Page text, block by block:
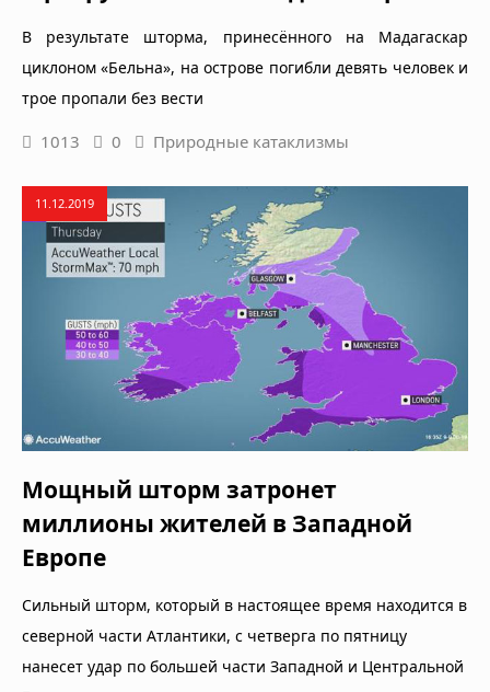
В результате шторма, принесённого на Мадагаскар
циклоном «Бельна», на острове погибли девять человек и
трое пропали без вести
1013 0 Природные катаклизмы
11.12.2019
Мощный шторм затронет
миллионы жителей в Западной
Европе
Сильный шторм, который в настоящее время находится в
северной части Атлантики, с четверга по пятницу
нанесет удар по большей части Западной и Центральной